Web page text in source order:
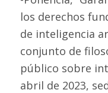
los derechos
de inteligencia
conjunto de
público sobre
abril de 2023,